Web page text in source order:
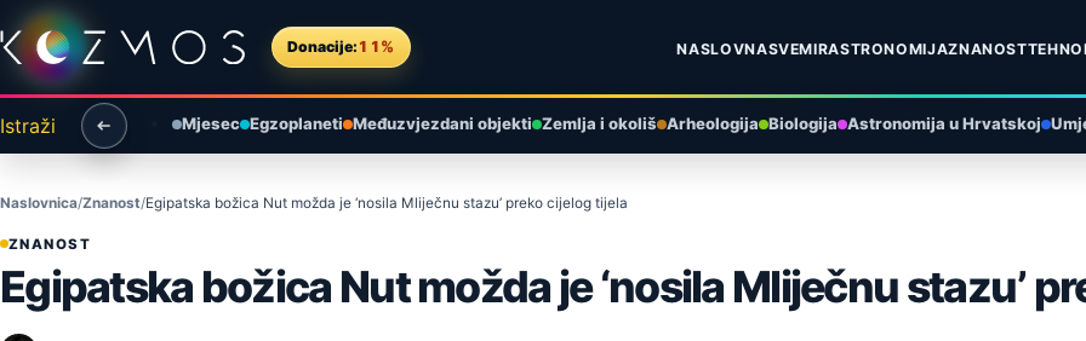
Preskoči na sadržaj
Donacije: 11% NASLOVNASVEMIRASTRONOMIJAZNANOST
Istraži Mjesec Egzoplaneti Međuzvjezdani objekti Zemlja i okoliš Arheologija Biologija Astronomija u Hrvatskoj
Naslovnica Znanost Egipatska božica Nut možda je ‘nosila Mliječnu stazu’ preko cijelog tijela
ZNANOST
Egipatska božica Nut možda je ‘nosila Mliječnu stazu’